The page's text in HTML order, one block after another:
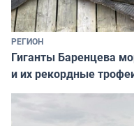
РЕГИОН
Гиганты Баренцева
и их рекордные